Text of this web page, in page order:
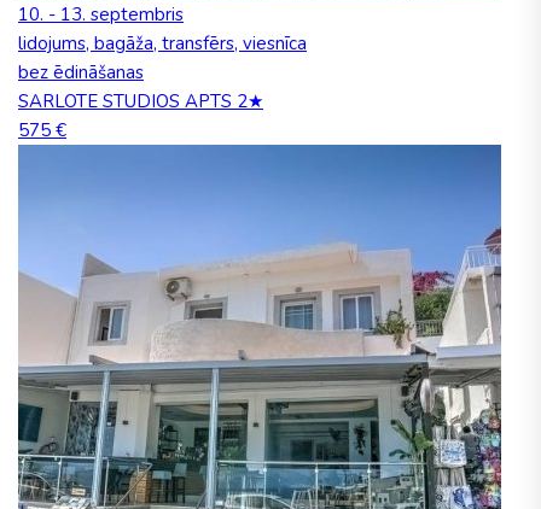
10. - 13. septembris
lidojums, bagāža, transfērs, viesnīca
bez ēdināšanas
SARLOTE STUDIOS APTS 2★
575 €